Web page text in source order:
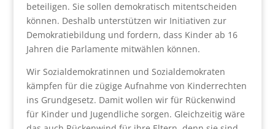
beteiligen. Sie sollen demokratisch mitentscheiden
können. Deshalb unterstützen wir Initiativen zur
Demokratiebildung und fordern, dass Kinder ab 16
Jahren die Parlamente mitwählen können.
Wir Sozialdemokratinnen und Sozialdemokraten
kämpfen für die zügige Aufnahme von Kinderrechten
ins Grundgesetz. Damit wollen wir für Rückenwind
für Kinder und Jugendliche sorgen. Gleichzeitig wäre